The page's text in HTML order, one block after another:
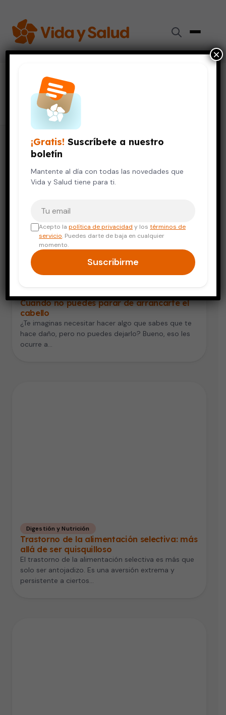
trastorno por déficit de atención
4 artículos
Cuando no puedes parar de arrancarte el
cabello
¿Te imaginas necesitar hacer algo que sabes que te
hace daño, pero no puedes dejarlo? Bueno, eso les
ocurre a…
Digestión y Nutrición
Trastorno de la alimentación selectiva: más
allá de ser quisquilloso
El trastorno de la alimentación selectiva es más que
solo ser antojadizo. Es una aversión extrema y
persistente a ciertos…
¡Gratis! Suscríbete a nuestro
boletín
Mantente al día con todas las novedades que
Vida y Salud tiene para ti.
Acepto lapolítica de privacidad y lostérminos de
servicio. Puedes darte de baja en cualquier
momento.
Suscribirme
×